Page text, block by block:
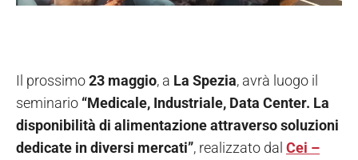
Il prossimo23 maggio, a La Spezia, avrà luogo il
seminario “Medicale, Industriale, Data Center. La
disponibilità di alimentazione attraverso soluzioni
dedicate in diversi mercati”, realizzato dal Cei –